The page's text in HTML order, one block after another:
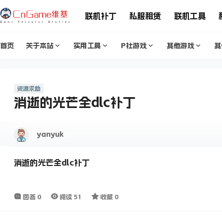
联机补丁 私服租赁 联机工具
首页 关于本站 实用工具 P社游戏 其他游戏
资源求助
消逝的光芒全dlc补丁
yanyuk
消逝的光芒全dlc补丁
回答 0 阅读 51 收藏 0